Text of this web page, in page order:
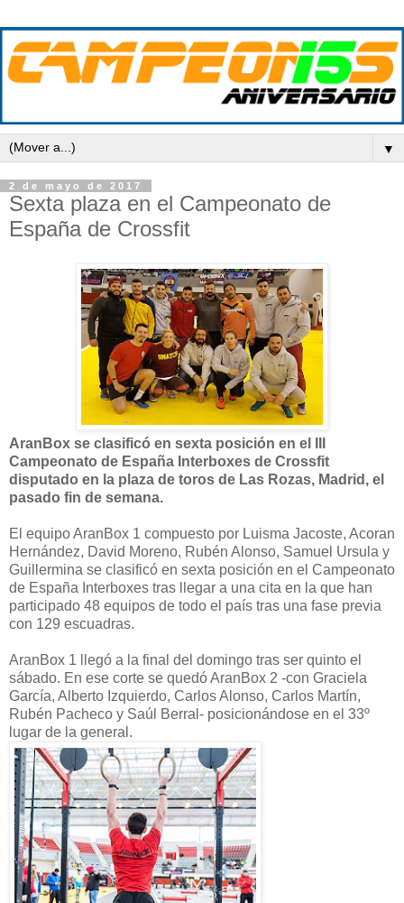
▼
2 de mayo de 2017
Sexta plaza en el Campeonato de
España de Crossfit
AranBox se clasificó en sexta posición en el III
Campeonato de España Interboxes de Crossfit
disputado en la plaza de toros de Las Rozas, Madrid, el
pasado fin de semana.
El equipo AranBox 1 compuesto por Luisma Jacoste, Acoran
Hernández, David Moreno, Rubén Alonso, Samuel Ursula y
Guillermina se clasificó en sexta posición en el Campeonato
de España Interboxes tras llegar a una cita en la que han
participado 48 equipos de todo el país tras una fase previa
con 129 escuadras.
AranBox 1 llegó a la final del domingo tras ser quinto el
sábado. En ese corte se quedó AranBox 2 -con Graciela
García, Alberto Izquierdo, Carlos Alonso, Carlos Martín,
Rubén Pacheco y Saúl Berral- posicionándose en el 33º
lugar de la general.